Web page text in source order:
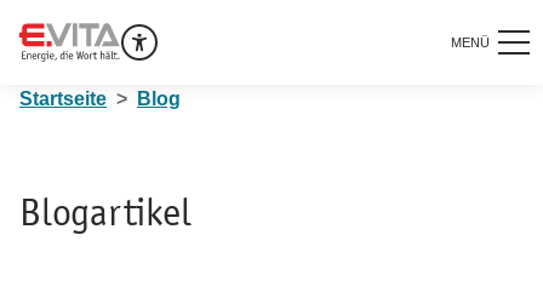
MENÜ
Startseite Blog
Blogartikel